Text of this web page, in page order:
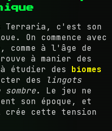
Terraria, c'est son
On commence avec
à l'âge de
à manier des
étudier des biomes
des
lingots
. Le jeu ne
son époque, et
crée cette tension